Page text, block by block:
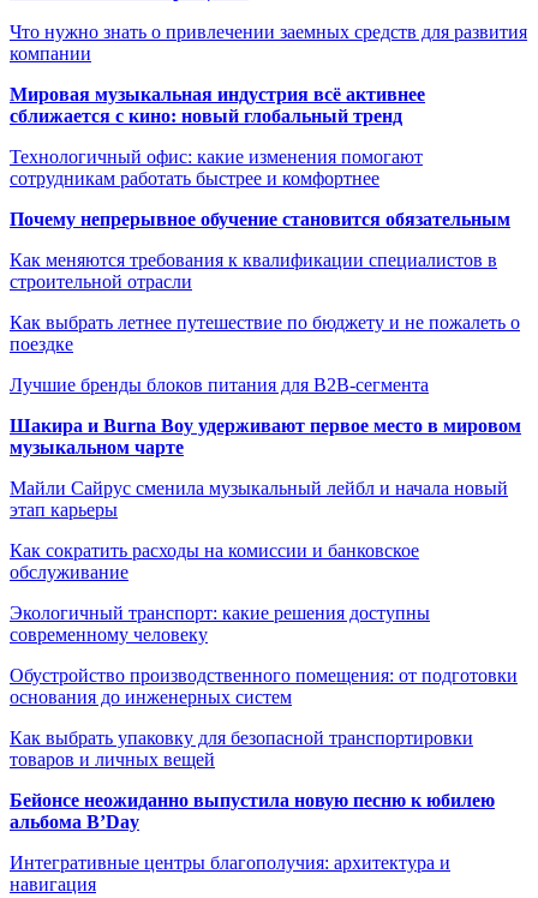
Что нужно знать о привлечении заемных средств для развития
компании
Мировая музыкальная индустрия всё активнее
сближается с кино: новый глобальный тренд
Технологичный офис: какие изменения помогают
сотрудникам работать быстрее и комфортнее
Почему непрерывное обучение становится обязательным
Как меняются требования к квалификации специалистов в
строительной отрасли
Как выбрать летнее путешествие по бюджету и не пожалеть о
поездке
Лучшие бренды блоков питания для B2B-сегмента
Шакира и Burna Boy удерживают первое место в мировом
музыкальном чарте
Майли Сайрус сменила музыкальный лейбл и начала новый
этап карьеры
Как сократить расходы на комиссии и банковское
обслуживание
Экологичный транспорт: какие решения доступны
современному человеку
Обустройство производственного помещения: от подготовки
основания до инженерных систем
Как выбрать упаковку для безопасной транспортировки
товаров и личных вещей
Бейонсе неожиданно выпустила новую песню к юбилею
альбома B’Day
Интегративные центры благополучия: архитектура и
навигация